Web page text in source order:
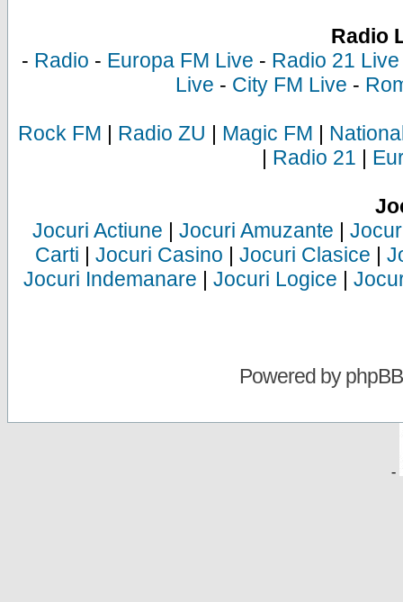
Radio
- Radio - Europa FM Live - Radio 21 Live
Live - City FM Live -
Rock FM | Radio ZU | Magic FM |
| Radio 21 |
Jocuri Actiune | Jocuri Amuzante |
Carti | Jocuri Casino | Jocuri Clasice |
Jocuri Indemanare | Jocuri Logice |
Powered byphpBB
-